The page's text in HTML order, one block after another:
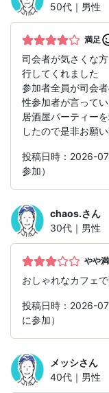
50代｜男性
満足
司会者が気さくな
行してくれました
参加者全員が司会
性参加者が言ってい
居酒屋パーティー
したので是非お願
投稿日時：2026-
参加）
chaos.さん
30代｜男性
やや
おしゃれなカフェ
投稿日時：2026-
に参加）
メッシさん
40代｜男性